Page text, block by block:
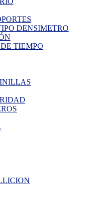
DENSIMETRO
TIEMPO